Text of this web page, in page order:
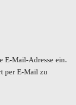
E-Mail-Adresse ein.
per E-Mail zu